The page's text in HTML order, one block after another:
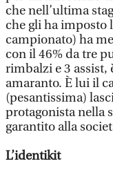
che nell’ultima
che gli ha imposto
campionato) ha
con il 46% da tre
rimbalzi e 3 assist,
amaranto. È lui il
(pesantissima)
protagonista nella
garantito alla
L’identikit